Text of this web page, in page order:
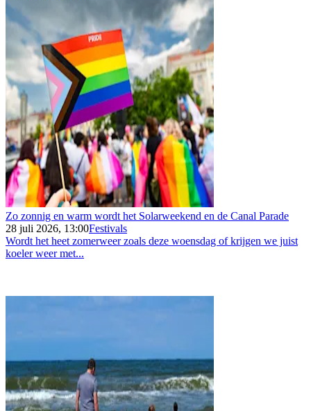
Zo zonnig en warm wordt het Solarweekend en de Canal Parade
28 juli 2026, 13:00Festivals
Wordt het heet zomerweer zoals deze woensdag of krijgen we juist
koeler weer met...